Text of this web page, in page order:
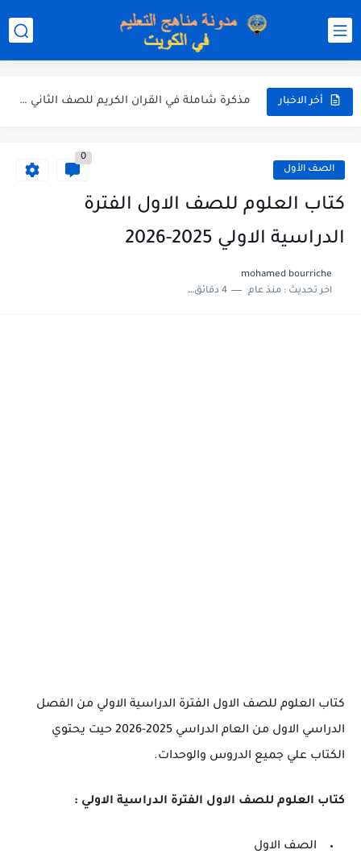
أخر الاخبار
نموذج إجابة الاختبار الرسمي في الرياضيات للصف العاشر الفترة الثانية...
مذكرة شاملة في القران الكريم للصف الثاني عشر الفصل الثاني...
مذكرة التغذية في النباتات أحياء الصف الحادي عشر العلمي الفصل... الصف الأول
0
كتاب العلوم للصف الاول الفترة
الدراسية الاولي 2025-2026
mohamed bourriche
اخر تحديث :منذ عام 4 دقائق للقراءة
كتاب العلوم للصف الاول الفترة الدراسية الاولي من الفصل
الدراسي الاول من العام الدراسي 2025-2026 حيت يحتوي
الكتاب علي جميع الدروس والوحدات.
كتاب العلوم للصف الاول الفترة الدراسية الاولي :
الصف الاول